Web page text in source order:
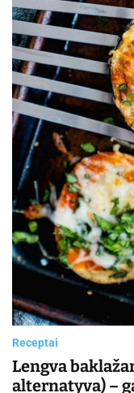
Receptai
Lengva
alternatyva) –